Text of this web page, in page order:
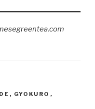
, GYOKURO ,